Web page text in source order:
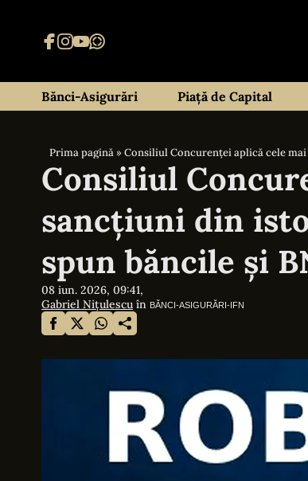
Bănci-Asigurări Piață de Capital
Prima pagină»Consiliul Concurenței aplică cele
Consiliul
sancțiuni din
spun băncile și
08 iun. 2026, 09:41,
Gabriel Nițulescu în BĂNCI-ASIGURĂRI-IFN